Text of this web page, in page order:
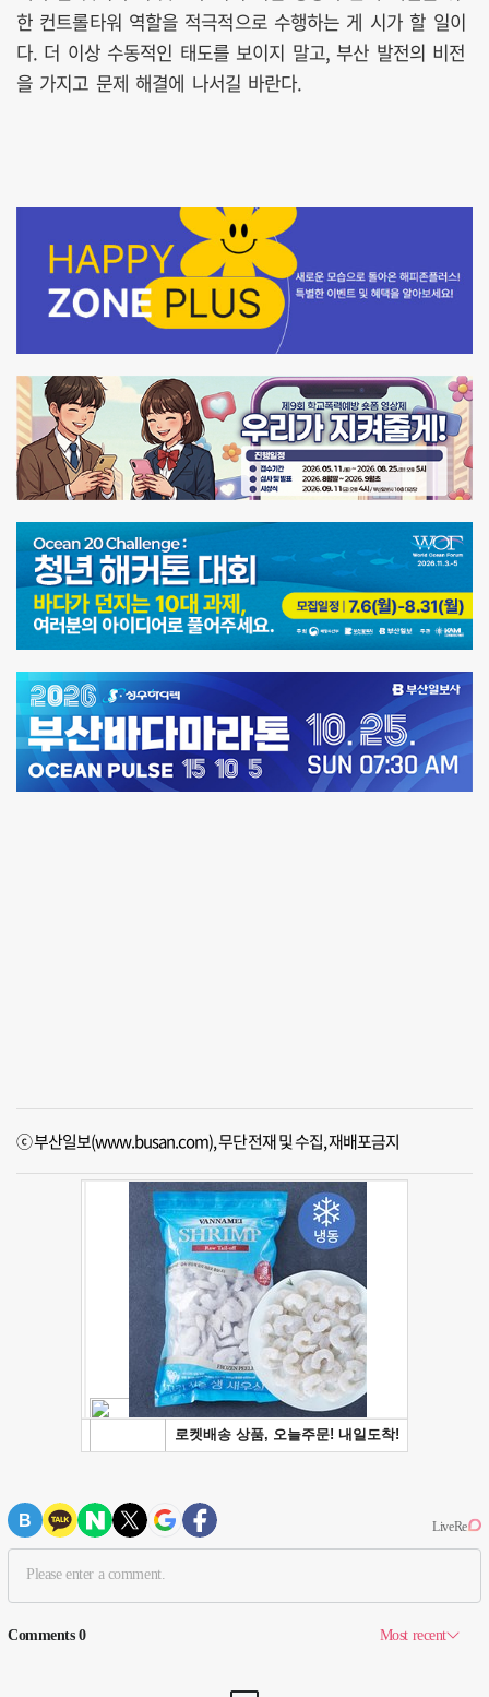
한 컨트롤타워 역할을 적극적으로 수행하는 게 시가 할 일이
다. 더 이상 수동적인 태도를 보이지 말고, 부산 발전의 비전
을 가지고 문제 해결에 나서길 바란다.
ⓒ 부산일보(www.busan.com), 무단전재 및 수집, 재배포금지